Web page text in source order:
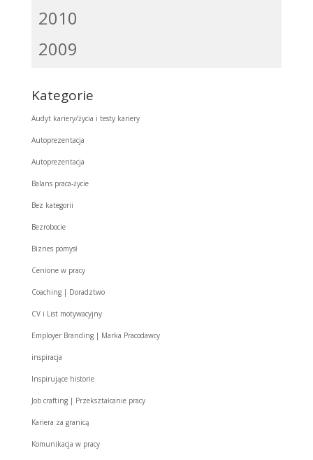
2010
2009
Kategorie
Audyt kariery/życia i testy kariery
Autoprezentacja
Autoprezentacja
Balans praca-życie
Bez kategorii
Bezrobocie
Biznes pomysł
Cenione w pracy
Coaching | Doradztwo
CV i List motywacyjny
Employer Branding | Marka Pracodawcy
inspiracja
Inspirujące historie
Job crafting | Przekształcanie pracy
Kariera za granicą
Komunikacja w pracy